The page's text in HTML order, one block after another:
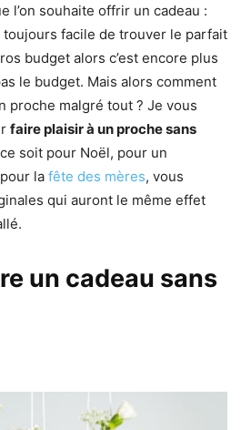
l’on souhaite offrir un cadeau :
toujours facile de trouver le parfait
budget alors c’est encore plus
le budget. Mais alors comment
proche malgré tout ? Je vous
faire plaisir à un proche sans
soit pour Noël, pour un
la fête des mères, vous
qui auront le même effet
un cadeau sans